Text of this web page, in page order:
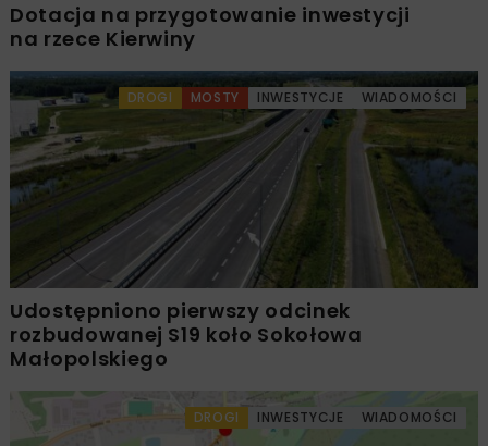
Dotacja na przygotowanie inwestycji
na rzece Kierwiny
DROGI MOSTY INWESTYCJE WIADOMOŚCI
Udostępniono pierwszy odcinek
rozbudowanej S19 koło Sokołowa
Małopolskiego
DROGI INWESTYCJE WIADOMOŚCI